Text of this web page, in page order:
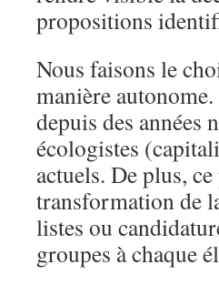
propositions
Nous faisons le
manière
depuis des années
écologistes
actuels. De plus,
transformation de
listes ou
groupes à chaque